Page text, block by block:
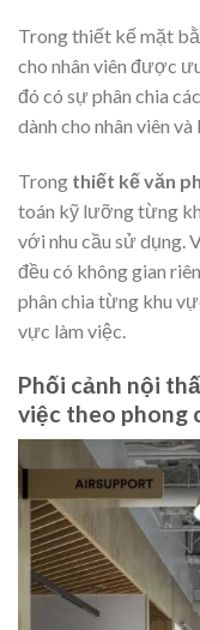
Trong thiết kế mặt
cho nhân viên được
đó có sự phân chia
dành cho nhân viên
Trong thiết kế văn
toán kỹ lưỡng từng
với nhu cầu sử dụng.
đều có không gian
phân chia từng khu
vực làm việc.
Phối cảnh nội
việc theo phong